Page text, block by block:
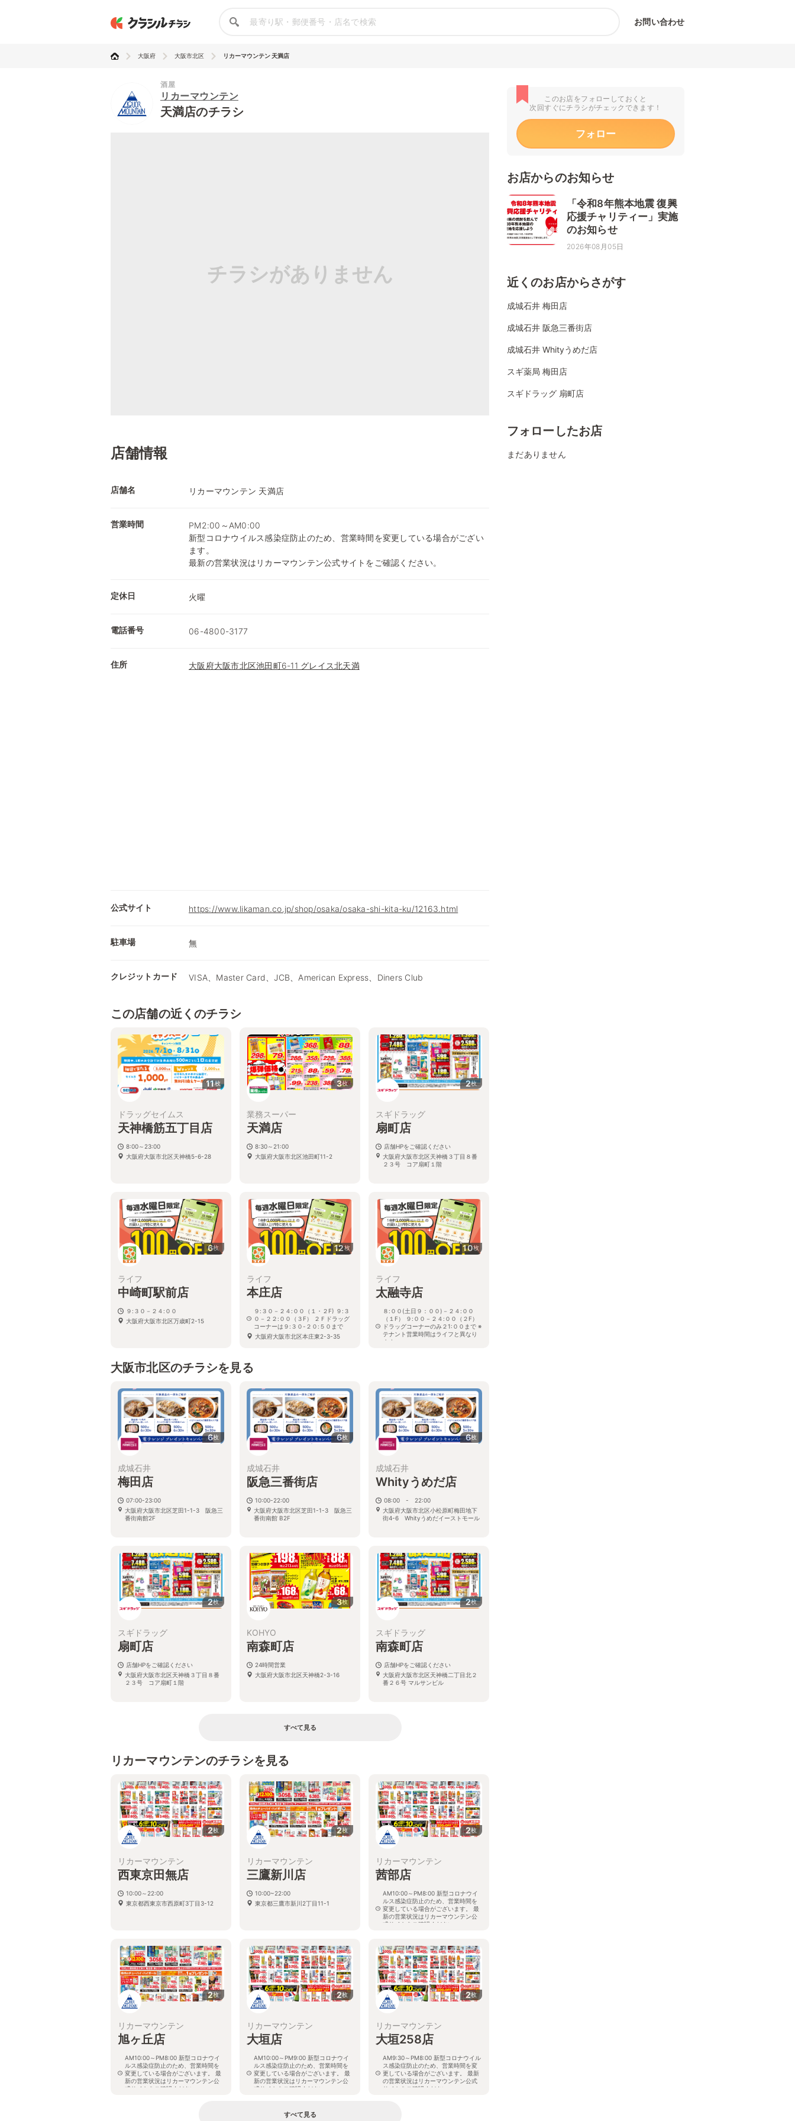
お問い合わせ
大阪府 大阪市北区 リカーマウンテン 天満店
酒屋
リカーマウンテン
天満店のチラシ
チラシがありません
店舗情報
店舗名 リカーマウンテン 天満店
営業時間
PM2:00～AM0:00
新型コロナウイルス感染症防止のため、営業時間を変更している場合がござい
ます。
最新の営業状況はリカーマウンテン公式サイトをご確認ください。
定休日 火曜
電話番号 06-4800-3177
住所 大阪府大阪市北区池田町6-11 グレイス北天満
公式サイト https://www.likaman.co.jp/shop/osaka/osaka-shi-kita-ku/12163.html
駐車場 無
クレジットカード VISA、Master Card、JCB、American Express、Diners Club
この店舗の近くのチラシ
11枚
ドラッグセイムス
天神橋筋五丁目店
8:00～23:00
大阪府大阪市北区天神橋5-6-28
3枚
業務スーパー
天満店
8:30～21:00
大阪府大阪市北区池田町11-2
2枚
スギドラッグ
扇町店
店舗HPをご確認ください
大阪府大阪市北区天神橋３丁目８番
２３号 コア扇町１階
6枚
ライフ
中崎町駅前店
９:３０－２４:００
大阪府大阪市北区万歳町2-15
12枚
ライフ
本庄店
９:３０－２４:００（１・２F) ９:３
０－２２:００（３F） ２Ｆドラッグ
コーナーは９:３０-２０:５０まで
大阪府大阪市北区本庄東2-3-35
10枚
ライフ
太融寺店
８:００(土日９：００)－２４:００
（１F） ９:００－２４:００（２F）
ドラッグコーナーのみ２1:００まで ※
テナント営業時間はライフと異なり
ます
大阪市北区のチラシを見る
6枚
成城石井
梅田店
07:00-23:00
大阪府大阪市北区芝田1-1-3 阪急三
番街南館2F
6枚
成城石井
阪急三番街店
10:00-22:00
大阪府大阪市北区芝田1-1-3 阪急三
番街南館 B2F
6枚
成城石井
Whityうめだ店
08:00 - 22:00
大阪府大阪市北区小松原町梅田地下
街4-6 Whityうめだイーストモール
2枚
スギドラッグ
扇町店
店舗HPをご確認ください
大阪府大阪市北区天神橋３丁目８番
２３号 コア扇町１階
3枚
KOHYO
南森町店
24時間営業
大阪府大阪市北区天神橋2-3-16
2枚
スギドラッグ
南森町店
店舗HPをご確認ください
大阪府大阪市北区天神橋二丁目北２
番２６号 マルサンビル
すべて見る
リカーマウンテンのチラシを見る
2枚
リカーマウンテン
西東京田無店
10:00～22:00
東京都西東京市西原町3丁目3-12
2枚
リカーマウンテン
三鷹新川店
10:00~22:00
東京都三鷹市新川2丁目11-1
2枚
リカーマウンテン
茜部店
AM10:00～PM8:00 新型コロナウイ
ルス感染症防止のため、営業時間を
変更している場合がございます。 最
新の営業状況はリカーマウンテン公
式サイトをご確認ください。
2枚
リカーマウンテン
旭ヶ丘店
AM10:00～PM8:00 新型コロナウイ
ルス感染症防止のため、営業時間を
変更している場合がございます。 最
新の営業状況はリカーマウンテン公
式サイトをご確認ください。
2枚
リカーマウンテン
大垣店
AM10:00～PM9:00 新型コロナウイ
ルス感染症防止のため、営業時間を
変更している場合がございます。 最
新の営業状況はリカーマウンテン公
式サイトをご確認ください。
2枚
リカーマウンテン
大垣258店
AM9:30～PM8:00 新型コロナウイル
ス感染症防止のため、営業時間を変
更している場合がございます。 最新
の営業状況はリカーマウンテン公式
サイトをご確認ください。
すべて見る
このお店をフォローしておくと
次回すぐにチラシがチェックできます！
フォロー
お店からのお知らせ
「令和8年熊本地震 復興
応援チャリティー」実施
のお知らせ
2026年08月05日
近くのお店からさがす
成城石井 梅田店
成城石井 阪急三番街店
成城石井 Whityうめだ店
スギ薬局 梅田店
スギドラッグ 扇町店
フォローしたお店
まだありません